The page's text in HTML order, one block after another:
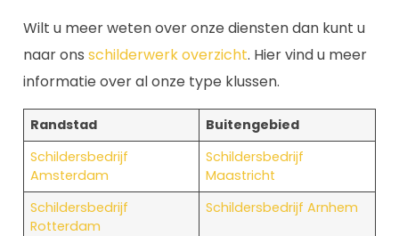
Wilt u meer weten over onze diensten dan kunt u
naar ons schilderwerk overzicht. Hier vind u meer
informatie over al onze type klussen.
Randstad
Buitengebied
Schildersbedrijf
Amsterdam
Schildersbedrijf
Maastricht
Schildersbedrijf
Rotterdam
Schildersbedrijf Arnhem